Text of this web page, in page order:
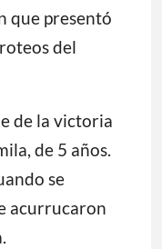
pudo
estaba
ofreció una
Armada en el
que presentó
del